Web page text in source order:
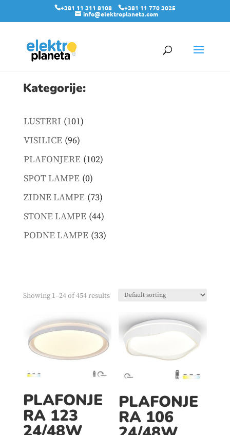
+381 11 311 8108 +381 11 770 3025
info@elektroplaneta.com
Kategorije:
LUSTERI 101101
VISILICE 9696
products
PLAFONJERE 102102
SPOT LAMPE 00
products
ZIDNE LAMPE 7373
products
STONE LAMPE 4444
products
PODNE LAMPE 3333
Showing 1–24 of 454 results
PLAFONJE
RA 123
PLAFONJE
RA 106